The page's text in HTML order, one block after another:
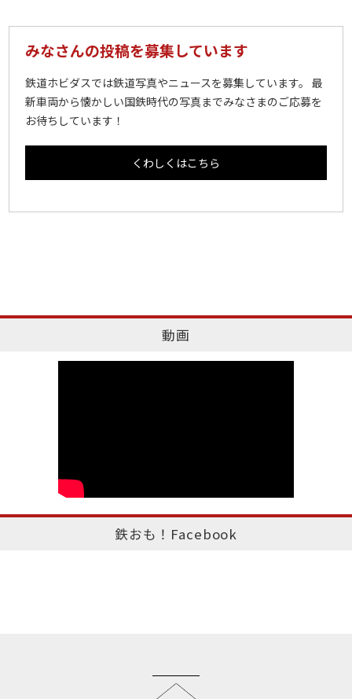
みなさんの投稿を募集しています
鉄道ホビダスでは鉄道写真やニュースを募集しています。 最
新車両から懐かしい国鉄時代の写真までみなさまのご応募を
お待ちしています！
くわしくはこちら
動画
鉄おも！Facebook